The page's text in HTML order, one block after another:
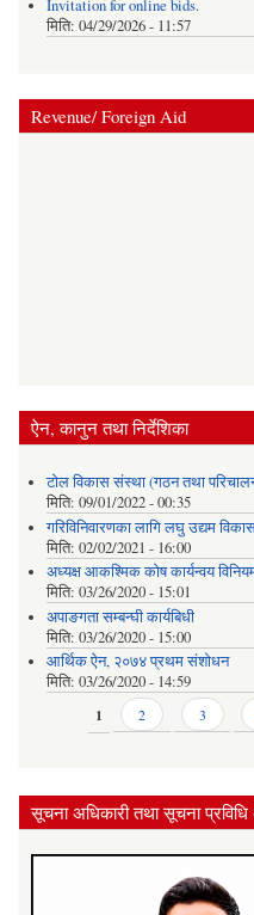
Invitation for online bids.
मिति: 04/29/2026 - 11:57
Revenue/ Foreign Aid
ऐन, कानुन तथा निर्देशिका
टोल विकास संस्था (गठन तथा
मिति: 09/01/2022 - 00:35
गरिविनिवारणका लागि लघु उद्यम
मिति: 02/02/2021 - 16:00
अध्यक्ष आकश्मिक कोष कार्यन्वय
मिति: 03/26/2020 - 15:01
अपाङगता सम्बन्घी कार्यबिधी
मिति: 03/26/2020 - 15:00
आर्थिक ऐन, २०७४ प्रथम संशोधन
मिति: 03/26/2020 - 14:59
1 2 3
सूचना अधिकारी तथा सूचना